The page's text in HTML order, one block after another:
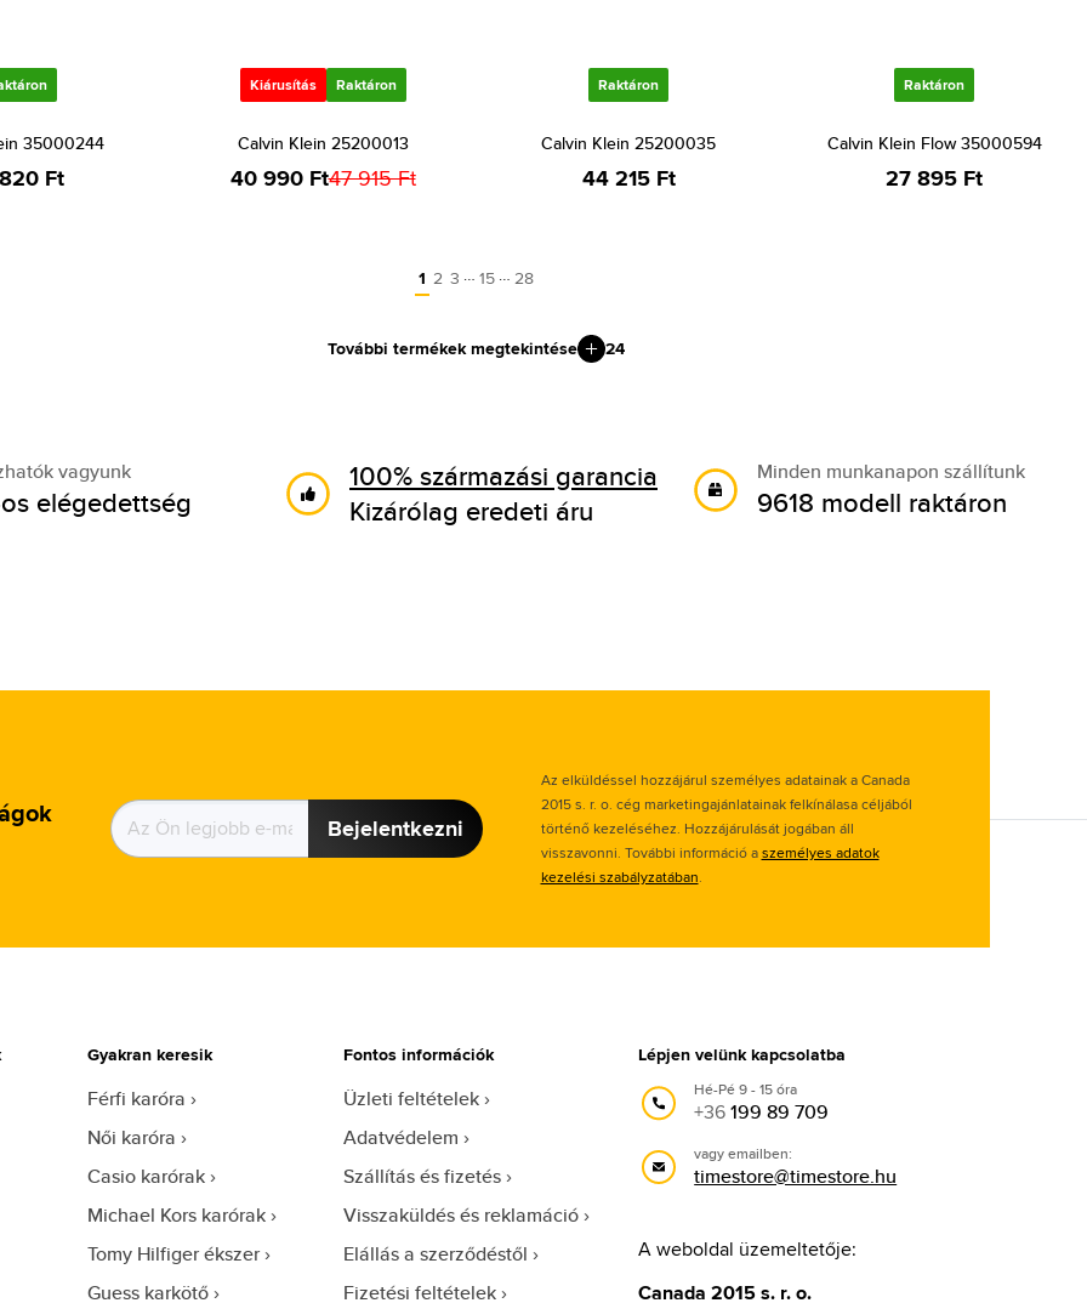
35000244
Ft
Kiárusítás Raktáron
Calvin Klein 25200013
40 990 Ft47 915 Ft
Raktáron
Calvin Klein 25200035
44 215 Ft
Raktáron
Calvin Klein Flow 35000594
27 895 Ft
1 2 3 … 15 … 28
További termékek megtekintése 24
vagyunk
elégedettség
100% származási garancia
Kizárólag eredeti áru
Minden munkanapon szállítunk
9618 modell raktáron
Bejelentkezni
Az elküldéssel hozzájárul személyes adatainak a Canada
2015 s. r. o. cég marketingajánlatainak felkínálasa céljából
történő kezeléséhez. Hozzájárulását jogában áll
visszavonni. További információ aszemélyes adatok
kezelési szabályzatában.
Gyakran keresik
Férfi karóra
Női karóra
Casio karórak
Michael Kors karórak
Tomy Hilfiger ékszer
Guess karkötő
Fontos információk
Üzleti feltételek
Adatvédelem
Szállítás és fizetés
Visszaküldés és reklamáció
Elállás a szerződéstől
Fizetési feltételek
Lépjen velünk kapcsolatba
Hé-Pé 9 - 15 óra
+36199 89 709
vagy emailben:
timestore@timestore.hu
A weboldal üzemeltetője:
Canada 2015 s. r. o.